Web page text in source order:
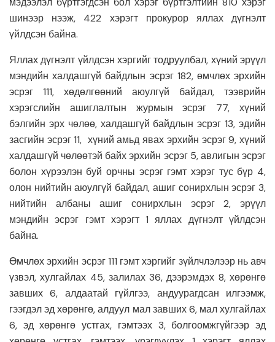
шинээр нээж, 422 хэрэгт прокурор яллах дүгнэлт
үйлдсэн байна.
Яллах дүгнэлт үйлдсэн хэргийг тодруулбал, хүний эрүүл
мэндийн халдашгүй байдлын эсрэг 182, өмчлөх эрхийн
эсрэг 111, хөдөлгөөний аюулгүй байдал, тээврийн
хэрэгслийн ашиглалтын журмын эсрэг 77, хүний
бэлгийн эрх чөлөө, халдашгүй байдлын эсрэг 13, эдийн
засгийн эсрэг 11, хүний амьд явах эрхийн эсрэг 9, хүний
халдашгүй чөлөөтэй байх эрхийн эсрэг 5, авлигын эсрэг
болон хүрээлэн буй орчны эсрэг гэмт хэрэг тус бүр 4,
олон нийтийн аюулгүй байдал, ашиг сонирхлын эсрэг 3,
нийтийн албаны ашиг сонирхлын эсрэг 2, эрүүл
мэндийн эсрэг гэмт хэрэгт 1 яллах дүгнэлт үйлдсэн
байна.
Өмчлөх эрхийн эсрэг 111 гэмт хэргийг зүйлчлэлээр нь авч
үзвэл, хулгайлах 45, залилах 36, дээрэмдэх 8, хөрөнгө
завших 6, алдаатай гүйлгээ, андуурагдсан илгээмж,
гээгдэл эд хөрөнгө, алдуул мал завших 6, мал хулгайлах
6, эд хөрөнгө устгах, гэмтээх 3, болгоомжгүйгээр эд